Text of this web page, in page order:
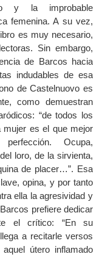
y la improbable
femenina. A su vez,
es muy necesario,
Sin embargo,
de Barcos hacia
indudables de esa
de Castelnuovo es
como demuestran
“de todos los
mujer es el que mejor
Ocupa,
loro, de la sirvienta,
de placer…”. Esa
opina, y por tanto
ella la agresividad y
prefiere dedicar
el crítico: “En su
a recitarle versos
útero inflamado